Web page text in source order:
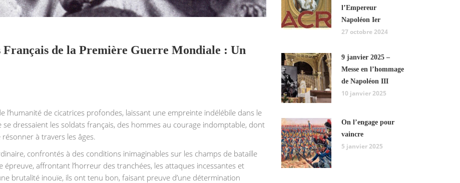
Français de la Première Guerre Mondiale : Un
l’humanité de cicatrices profondes, laissant une empreinte indélébile dans le
dressaient les soldats français, des hommes au courage indomptable, dont
à travers les âges.
confrontés à des conditions inimaginables sur les champs de bataille
affrontant l’horreur des tranchées, les attaques incessantes et
brutalité inouïe, ils ont tenu bon, faisant preuve d’une détermination
l’Empereur
Napoléon Ier
27 octobre 2024
9 janvier 2025 –
Messe en l’hommage
de Napoléon III
10 janvier 2025
On l’engage pour
vaincre
5 janvier 2025